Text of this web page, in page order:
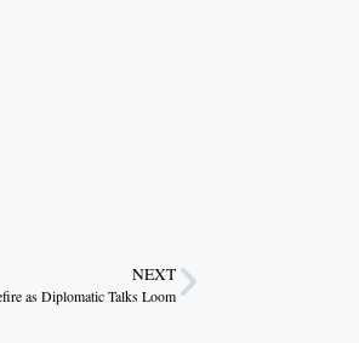
NEXT
as Diplomatic Talks Loom